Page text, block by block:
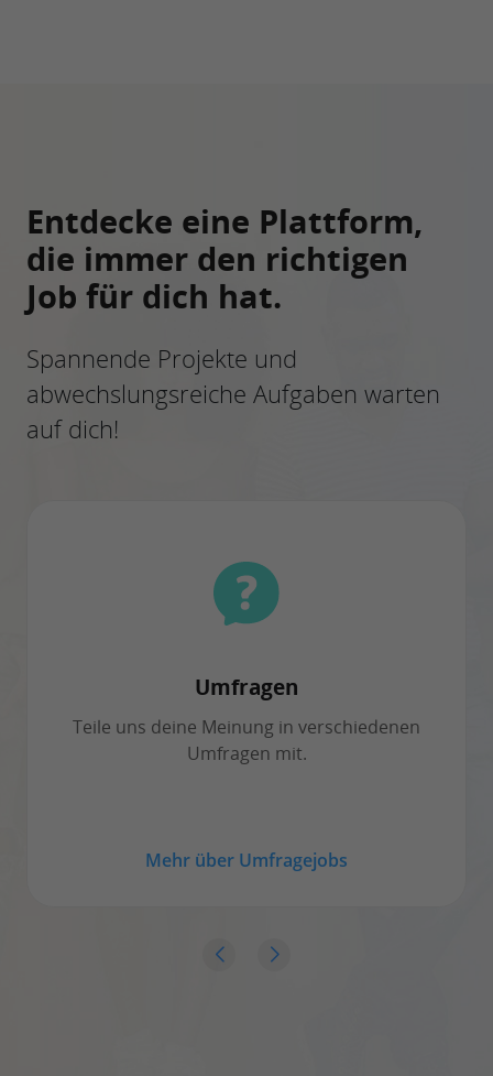
Entdecke eine Plattform,
die immer den richtigen
Job für dich hat.
Spannende Projekte und
abwechslungsreiche Aufgaben warten
auf dich!
Umfragen
Teile uns deine Meinung in verschiedenen
Umfragen mit.
Mehr über Umfragejobs